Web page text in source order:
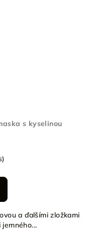
s kyselinou
a ďalšími zložkami